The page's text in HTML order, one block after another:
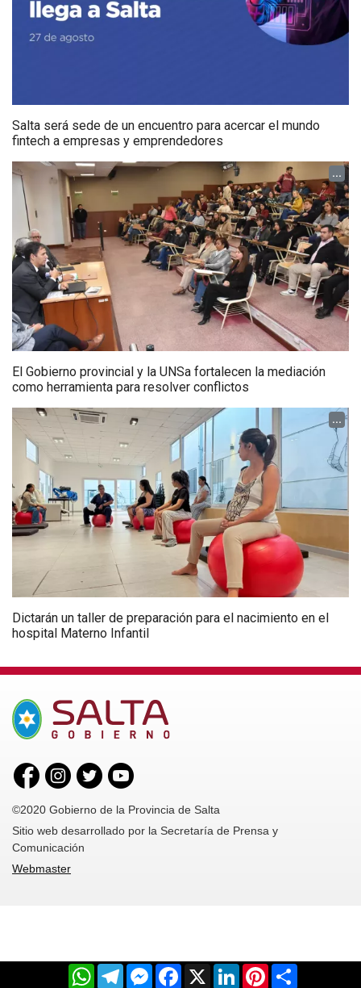
Salta será sede de un encuentro para acercar el mundo
fintech a empresas y emprendedores
...
El Gobierno provincial y la UNSa fortalecen la mediación
como herramienta para resolver conflictos
...
Dictarán un taller de preparación para el nacimiento en el
hospital Materno Infantil
©2020 Gobierno de la Provincia de Salta
Sitio web desarrollado por la Secretaría de Prensa y
Comunicación
Webmaster
WhatsAppTelegramMessenger
Facebook
X LinkedInPinterest